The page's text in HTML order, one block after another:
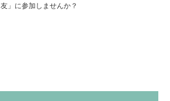
友」に参加しませんか？